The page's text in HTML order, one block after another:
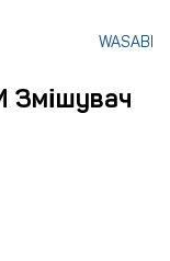
WASABI
Змішувач